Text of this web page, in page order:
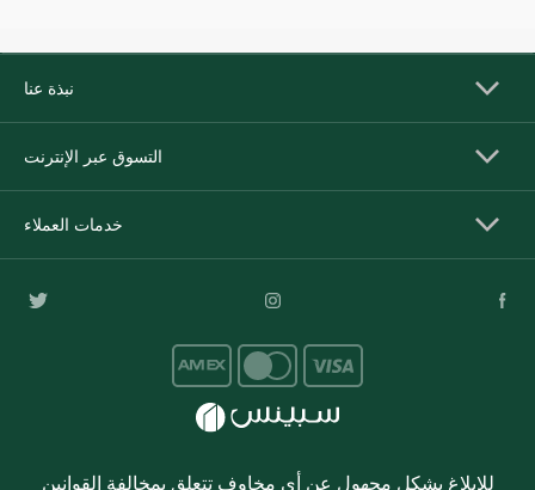
نبذة عنا
التسوق عبر الإنترنت
خدمات العملاء
للإبلاغ بشكل مجهول عن أي مخاوف تتعلق بمخالفة القوانين